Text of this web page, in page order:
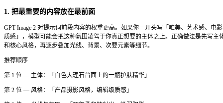
GPT Image 2 会把提示词中引号内的内容视为逐字复现的目
来。不加引号时，模型把文字当作描述性词语处理，可能意
✓ 正确写法
「简洁的 App 发布海报，顶部大标题「一键扫描收据」，粗
深色背景」